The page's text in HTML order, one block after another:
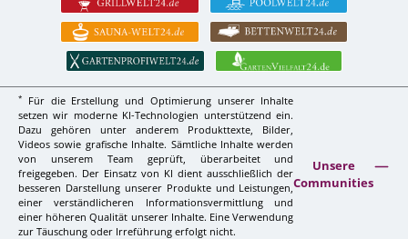
*
Für die Erstellung und Optimierung unserer Inhalte
setzen wir moderne KI-Technologien unterstützend ein.
Dazu gehören unter anderem Produkttexte, Bilder,
Videos sowie grafische Inhalte. Sämtliche Inhalte werden
von unserem Team geprüft, überarbeitet und
freigegeben. Der Einsatz von KI dient ausschließlich der
besseren Darstellung unserer Produkte und Leistungen,
einer verständlicheren Informationsvermittlung und
einer höheren Qualität unserer Inhalte. Eine Verwendung
zur Täuschung oder Irreführung erfolgt nicht.
Unsere
Communities